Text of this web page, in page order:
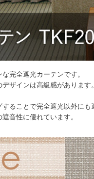
完全遮光カーテンです。
ザインは高級感がありま
ることで完全遮光以外にも
音性に優れています。